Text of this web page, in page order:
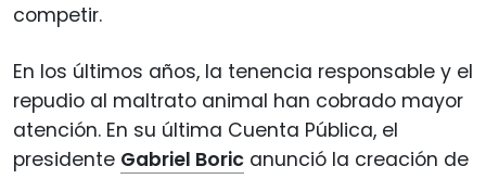
competir.
En los últimos años, la tenencia responsable y el
repudio al maltrato animal han cobrado mayor
atención. En su última Cuenta Pública, el
presidente Gabriel Boric anunció la creación de